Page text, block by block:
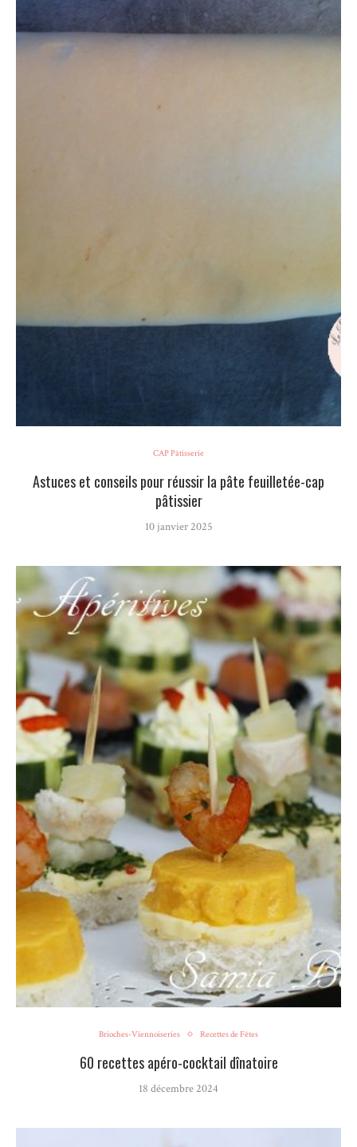
CAP Pâtisserie
Astuces et conseils pour réussir la pâte feuilletée-cap
pâtissier
10 janvier 2025
Brioches-Viennoiseries Recettes de Fêtes
60 recettes apéro-cocktail dînatoire
18 décembre 2024